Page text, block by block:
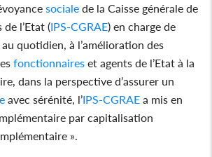
sociale de la Caisse générale de
l’Etat (IPS-CGRAE) en charge de
quotidien, à l’amélioration des
fonctionnaires et agents de l’Etat à la
dans la perspective d’assurer un
avec sérénité, l’IPS-CGRAE a mis en
par capitalisation
».